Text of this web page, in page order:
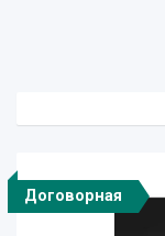
Договорная